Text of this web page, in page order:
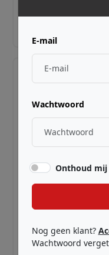
SP-
€ 1.249,00
E-mail
Wachtwoord
Onthoud mij
Nog geen klant?
Wachtwoord